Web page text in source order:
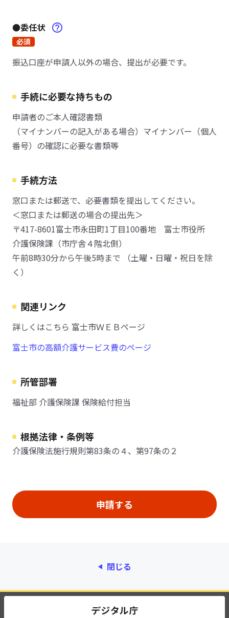
●委任状
必須
振込口座が申請人以外の場合、提出が必要です。
手続に必要な持ちもの
申請者のご本人確認書類
（マイナンバーの記入がある場合）マイナンバー（個人
番号）の確認に必要な書類等
手続方法
窓口または郵送で、必要書類を提出してください。
＜窓口または郵送の場合の提出先＞
〒417-8601富士市永田町1丁目100番地 富士市役所
介護保険課（市庁舎４階北側）
午前8時30分から午後5時まで （土曜・日曜・祝日を除
く）
関連リンク
詳しくはこちら 富士市ＷＥＢページ
富士市の高額介護サービス費のページ
所管部署
福祉部 介護保険課 保険給付担当
根拠法律・条例等
介護保険法施行規則第83条の４、第97条の２
閉じる